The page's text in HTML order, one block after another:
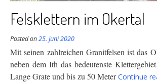
Felsklettern im Okertal
Posted on25. Juni 2020
Mit seinen zahlreichen Granitfelsen ist das
neben dem Ith das bedeutenste
Lange Grate und bis zu 50 Meter Continue